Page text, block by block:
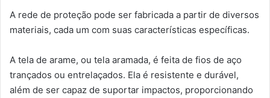
A rede de proteção pode ser fabricada a partir de diversos
materiais, cada um com suas características específicas.
A tela de arame, ou tela aramada, é feita de fios de aço
trançados ou entrelaçados. Ela é resistente e durável,
além de ser capaz de suportar impactos, proporcionando